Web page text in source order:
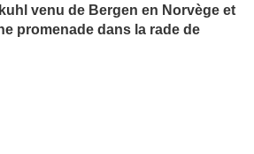
venu de Bergen en Norvège et
promenade dans la rade de